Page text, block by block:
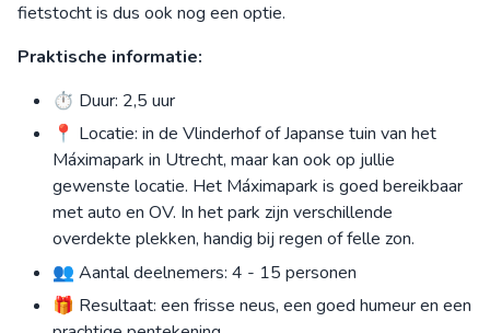
fietstocht is dus ook nog een optie.
Praktische informatie:
⏱ Duur: 2,5 uur
📍 Locatie: in de Vlinderhof of Japanse tuin van het
Máximapark in Utrecht, maar kan ook op jullie
gewenste locatie. Het Máximapark is goed bereikbaar
met auto en OV. In het park zijn verschillende
overdekte plekken, handig bij regen of felle zon.
👥 Aantal deelnemers: 4 - 15 personen
🎁 Resultaat: een frisse neus, een goed humeur en een